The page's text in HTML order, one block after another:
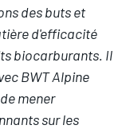
des buts et
d'efficacité
biocarburants. Il
BWT Alpine
mener
sur les